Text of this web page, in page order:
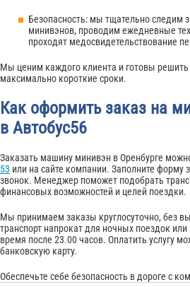
Безопасность: мы тщательно следим
минивэнов, проводим ежедневные
проходят медосвидетельствование
Мы ценим каждого клиента и готовы
максимально короткие сроки.
Как оформить заказ на
в Автобус56
Заказать машину минивэн в Оренбурге
53 или на сайте компании. Заполните форму
звонок. Менеджер поможет подобрать
финансовых возможностей и целей поездки.
Мы принимаем заказы круглосуточно, без
транспорт напрокат для ночных поездок
время после 23.00 часов. Оплатить услугу
банковскую карту.
Обеспечьте себе безопасность в дороге с